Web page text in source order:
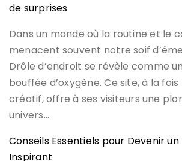
de surprises
Dans un monde où la routine et le
menacent souvent notre soif
Drôle d’endroit se révèle comme
bouffée d’oxygène. Ce site, à la
créatif, offre à ses visiteurs une
univers…
Conseils Essentiels pour Devenir un
Inspirant